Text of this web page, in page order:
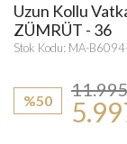
Uzun Kollu
ZÜMRÜT - 36
Stok Kodu: MA-
%50